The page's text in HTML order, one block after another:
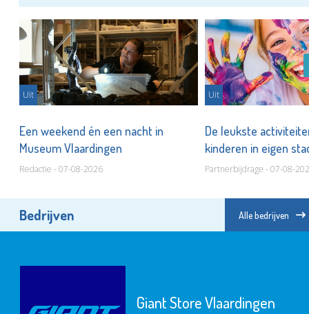
Uit
Een weekend én een nacht in
Museum Vlaardingen
Redactie - 07-08-2026
Uit
De leukste
kinderen in eigen
Partnerbijdrage - 07-08-
Bedrijven Alle bedrijven
Giant Store Vlaardingen